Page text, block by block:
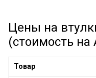
Опора,
Опора,
Цены на
(стоимость на
Товар